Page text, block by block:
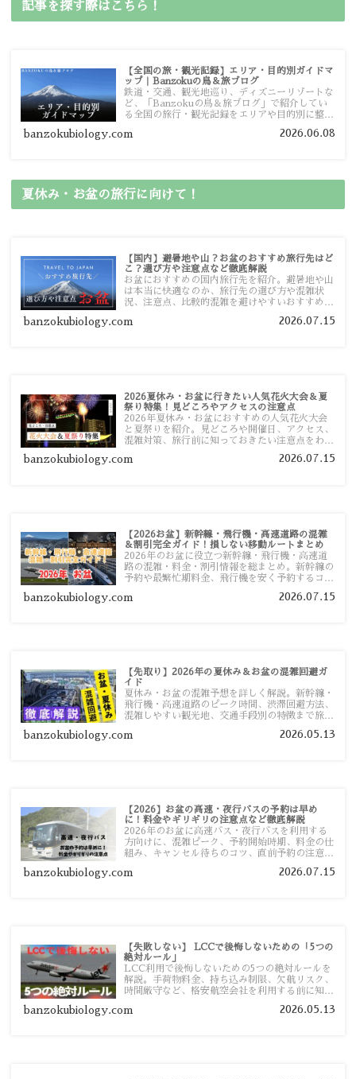
記事を探す際はこちら！
【全国の旅・観光記録】エリア・目的別ガイドマ
ップ｜Banzokuの鳥＆旅ブログ
鉄道・交通、観光地巡り、ディズニーリゾートな
ど、「Banzokuの鳥＆旅ブログ」で紹介してい
る全国の旅行・観光記録をエリアや目的別に整理
ガイドマップからスムーズに見つけていただけま
banzokubiology.com 2026.06.08
夏休み・お盆の旅行に向けて！
【国内】避暑地や山？お盆のおすすめ旅行先はど
こ？選び方や注意点など徹底解説
お盆におすすめの国内旅行先を紹介。避暑地や山
は本当に快適なのか、旅行先の選び方や混雑状
況、注意点、比較的混雑を避けやすいおすすめス
す。
banzokubiology.com 2026.07.15
2026夏休み・お盆に行きたい人気花火大会＆夏
祭り特集！見どころやアクセスの注意点
2026年夏休み・お盆におすすめの人気花火大会
と夏祭りを紹介。見どころや開催日、アクセス、
混雑対策、旅行前に知っておきたい注意点をわか
banzokubiology.com 2026.07.15
【2026お盆】新幹線・飛行機・高速道路の混雑
＆割引完全ガイド！損しない移動ルートまとめ
2026年のお盆に役立つ新幹線・飛行機・高速道
路の混雑・料金・割引情報を総まとめ。新幹線の
予約や最繁忙期料金、飛行機を安く予約するコ
い移動方法を分かりやすく解説します。
banzokubiology.com 2026.07.15
【先取り】2026年の夏休み＆お盆の混雑回避ガ
イド
夏休み・お盆の混雑予想を詳しく解説。新幹線・
飛行機・高速道路のピーク時間、渋滞回避方法、
混雑しやすい観光地、交通手段別の特徴まで旅行
banzokubiology.com 2026.05.13
【2026】お盆の高速・夜行バスの予約は早め
に！料金やギリギリの注意点など徹底解説
2026年のお盆に高速バス・夜行バスを利用する
方向けに、混雑ピーク、予約開始時期、料金の仕
組み、キャンセル待ちのコツ、直前予約の注意点
banzokubiology.com 2026.07.15
【失敗しない】 LCCで後悔しないための「5つの
絶対ルール」
LCC利用で後悔しないための5つの絶対ルールを
解説。手荷物料金、持ち込み制限、欠航リスク、
時間厳守など、格安航空会社を利用する前に知っ
す。
banzokubiology.com 2026.05.13